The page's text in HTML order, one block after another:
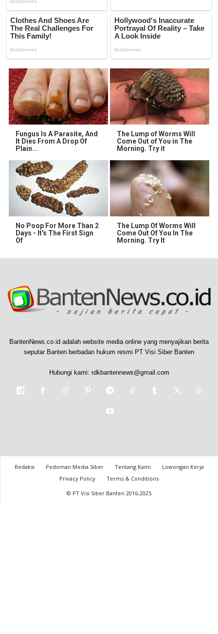
Fungus Is A Parasite, And
It Dies From A Drop Of
Plain...
The Lump of Worms Will
Come Out of You in The
Morning. Try it
No Poop For More Than 2
Days - It's The First Sign
Of
The Lump Of Worms Will
Come Out Of You In The
Morning. Try It
BantenNews.co.id adalah website media online yang menyajikan berita
seputar Banten berbadan hukum resmi PT Visi Siber Banten
Hubungi kami: rdkbantennews@gmail.com
Redaksi Pedoman Media Siber Tentang Kami
Lowongan Kerja
Privacy Policy
Terms & Conditions
© PT Visi Siber Banten 2016-2025